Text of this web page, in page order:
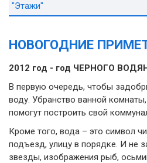
"Этажи"
НОВОГОДНИЕ
2012 год - год ЧЕРНОГО
В первую очередь, чтобы
воду. Убранство ванной
помогут построить свой
Кроме того, вода – это символ
подъезд, улицу в порядке. И не
звезды, изображения рыб,